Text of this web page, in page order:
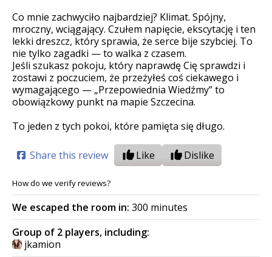
Co mnie zachwyciło najbardziej? Klimat. Spójny,
mroczny, wciągający. Czułem napięcie, ekscytację i ten
lekki dreszcz, który sprawia, że serce bije szybciej. To
nie tylko zagadki — to walka z czasem.
Jeśli szukasz pokoju, który naprawdę Cię sprawdzi i
zostawi z poczuciem, że przeżyłeś coś ciekawego i
wymagającego — „Przepowiednia Wiedźmy” to
obowiązkowy punkt na mapie Szczecina.
To jeden z tych pokoi, które pamięta się długo.
Share this review Like Dislike
How do we verify reviews?
We escaped the room in: 300 minutes
Group of 2 players, including:
jkamion